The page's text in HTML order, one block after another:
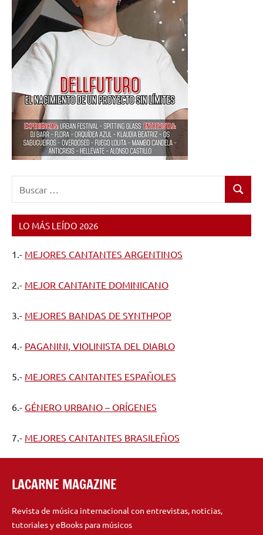
Buscar
LO MÁS LEÍDO 2026
1.- MEJORES CANTANTES ARGENTINOS
2.- MEJOR CANTANTE DOMINICANO
3.- MEJORES BANDAS DE SYNTHPOP
4.- PAGANINI, VIOLINISTA DEL DIABLO
5.- MEJORES CANTANTES ESPAÑOLES
6.- GÉNERO URBANO – ORÍGENES
7.- MEJORES CANTANTES BRASILEÑOS
LACARNE MAGAZINE
Revista de música internacional con entrevistas, noticias,
tutoriales y eBooks para músicos